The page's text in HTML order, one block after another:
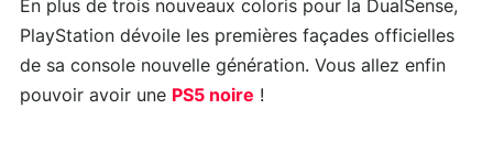
En plus de trois nouveaux coloris pour la DualSense,
PlayStation dévoile les premières façades officielles
de sa console nouvelle génération. Vous allez enfin
pouvoir avoir une PS5 noire !